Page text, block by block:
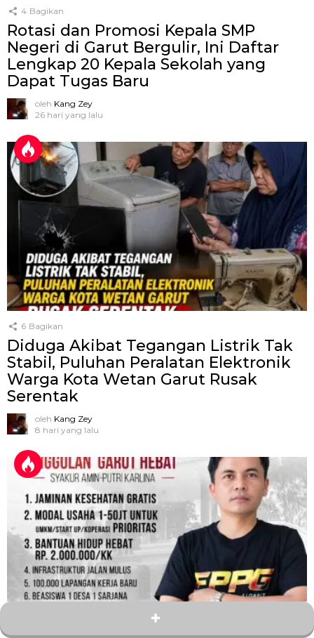
4 Bagikan
Rotasi dan Promosi Kepala SMP
Negeri di Garut Bergulir, Ini Daftar
Lengkap 20 Kepala Sekolah yang
Dapat Tugas Baru
oleh Kang Zey
26 hari yang lalu
6 Bagikan
Diduga Akibat Tegangan Listrik Tak
Stabil, Puluhan Peralatan Elektronik
Warga Kota Wetan Garut Rusak
Serentak
oleh Kang Zey
8 hari yang lalu